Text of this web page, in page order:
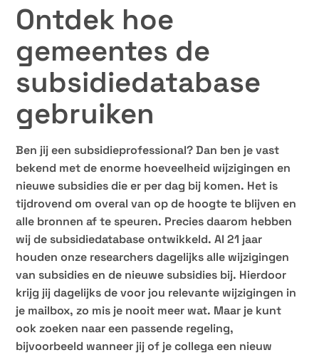
Ontdek hoe
gemeentes de
subsidiedatabase
gebruiken
Ben jij een subsidieprofessional? Dan ben je vast
bekend met de enorme hoeveelheid wijzigingen en
nieuwe subsidies die er per dag bij komen. Het is
tijdrovend om overal van op de hoogte te blijven en
alle bronnen af te speuren. Precies daarom hebben
wij de subsidiedatabase ontwikkeld. Al 21 jaar
houden onze researchers dagelijks alle wijzigingen
van subsidies en de nieuwe subsidies bij. Hierdoor
krijg jij dagelijks de voor jou relevante wijzigingen in
je mailbox, zo mis je nooit meer wat. Maar je kunt
ook zoeken naar een passende regeling,
bijvoorbeeld wanneer jij of je collega een nieuw